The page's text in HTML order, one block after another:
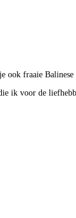
ook fraaie
ik voor de